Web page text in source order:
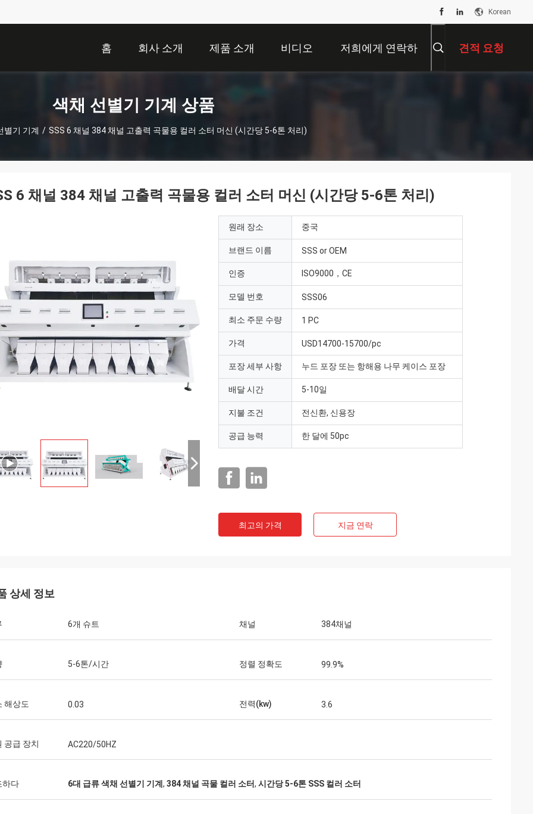
Korean
홈 회사 소개 제품 소개 비디오 저희에게 연락하 견적 요청
색채 선별기 기계 상품
별기 기계 / SSS 6 채널 384 채널 고출력 곡물용 컬러 소터 머신 (시간당 5-6톤 처리)
6 채널 384 채널 고출력 곡물용 컬러 소터 머신 (시간당 5-6톤 처리)
원래 장소 중국
브랜드 이름 SSS or OEM
인증 ISO9000，CE
모델 번호 SSS06
최소 주문 수량 1 PC
가격 USD14700-15700/pc
포장 세부 사항 누드 포장 또는 항해용 나무 케이스 포장
배달 시간 5-10일
지불 조건 전신환, 신용장
공급 능력 한 달에 50pc
최고의 가격 지금 연락
상세 정보
6개 슈트 채널 384채널
5-6톤/시간 정렬 정확도 99.9%
해상도 0.03 전력(kw) 3.6
공급 장치 AC220/50HZ
하다 6대 급류 색채 선별기 기계 , 384 채널 곡물 컬러 소터, 시간당 5-6톤 SSS 컬러 소터